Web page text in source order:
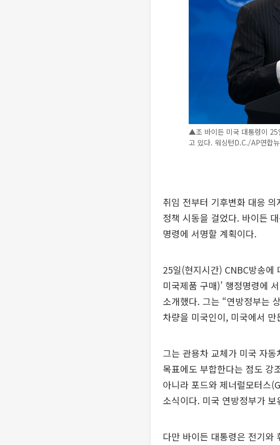
▲조 바이든 미국 대통령이 25
고 있다. 워싱턴D.C./AP연합
취임 전부터 기후변화 대응
정책 시동을 걸었다. 바이든
명령에 서명할 계획이다.
25일(현지시간) CNBC방송에
미국제품 구매)’ 행정명령에
소개했다. 그는 “연방정부는
차량을 미국인이, 미국에서
그는 관용차 교체가 미국 자
목표에도 부합한다는 점도 강
아니라 포드와 제너럴모터스
소식이다. 미국 연방정부가
다만 바이든 대통령은 전기와